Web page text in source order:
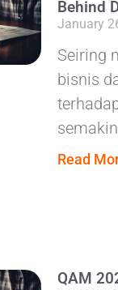
Behind
January
Seiring
bisnis
Read
QAM